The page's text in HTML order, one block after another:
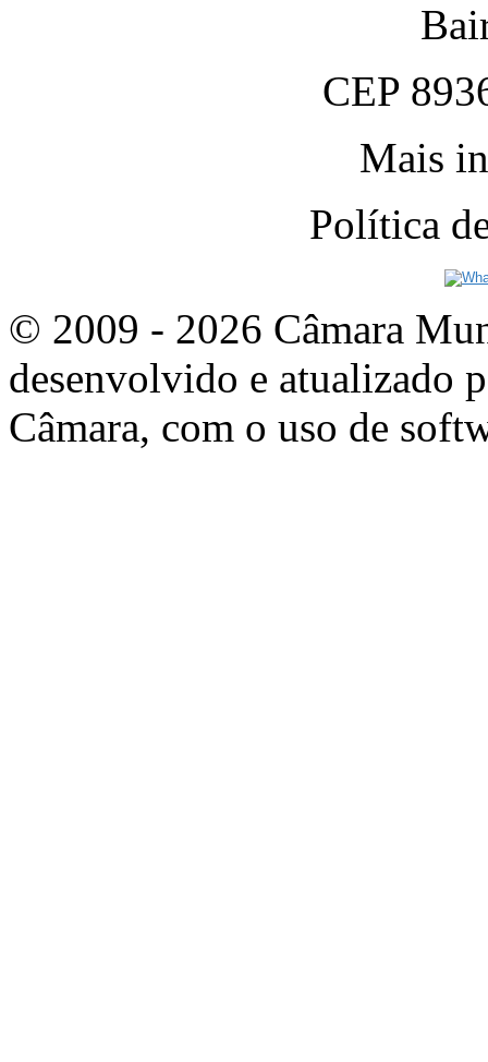
CEP
Mais
Política
© 2009 - 2026 Câmara
desenvolvido e atualizado
Câmara, com o uso de